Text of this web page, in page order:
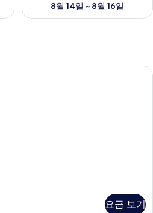
8월 14일 ~ 8월 16일
요금 보기